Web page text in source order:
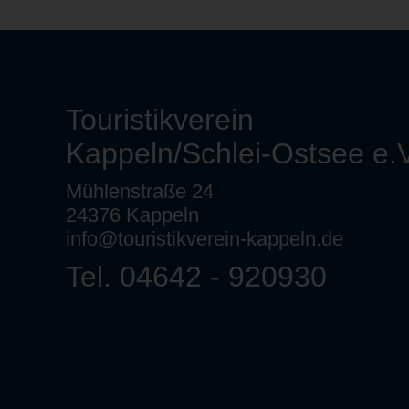
Touristikverein
Kappeln/Schlei-Ostsee
Mühlenstraße 24
24376 Kappeln
info@touristikverein-kappeln.de
Tel. 04642 - 920930